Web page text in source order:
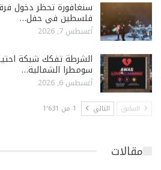
سنغافورة تحظر دخول
فلسطين في حفل…
أغسطس 7, 2026
الشرطة تفكك شبكة
سومطرا الشمالية…
أغسطس 6, 2026
السابق التالي 1 من 1٬631
مقالات